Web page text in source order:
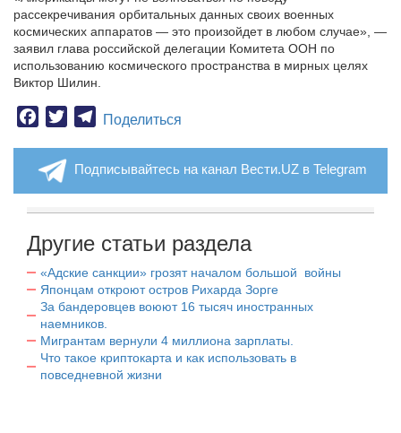
рассекречивания орбитальных данных своих военных
космических аппаратов — это произойдет в любом случае», —
заявил глава российской делегации Комитета ООН по
использованию космического пространства в мирных целях
Виктор Шилин.
Facebook
TwitterTelegram
Поделиться
Подписывайтесь на канал Вести.UZ в Telegram
Другие статьи раздела
«Адские санкции» грозят началом большой войны
Японцам откроют остров Рихарда Зорге
За бандеровцев воюют 16 тысяч иностранных
наемников.
Мигрантам вернули 4 миллиона зарплаты.
Что такое криптокарта и как использовать в
повседневной жизни